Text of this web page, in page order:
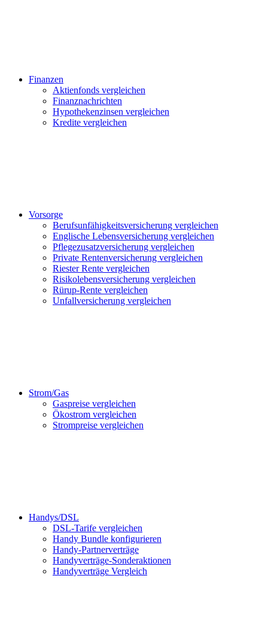
Finanzen
Aktienfonds vergleichen
Finanznachrichten
Hypothekenzinsen vergleichen
Kredite vergleichen
Vorsorge
Berufsunfähigkeitsversicherung vergleichen
Englische Lebensversicherung vergleichen
Pflegezusatzversicherung vergleichen
Private Rentenversicherung vergleichen
Riester Rente vergleichen
Risikolebensversicherung vergleichen
Rürup-Rente vergleichen
Unfallversicherung vergleichen
Strom/Gas
Gaspreise vergleichen
Ökostrom vergleichen
Strompreise vergleichen
Handys/DSL
DSL-Tarife vergleichen
Handy Bundle konfigurieren
Handy-Partnerverträge
Handyverträge-Sonderaktionen
Handyverträge Vergleich